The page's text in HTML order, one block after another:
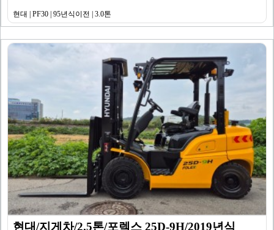
현대 | PF30 | 95년식이전 | 3.0톤
현대/지게차/2.5톤/포렉스 25D-9H/2019년식